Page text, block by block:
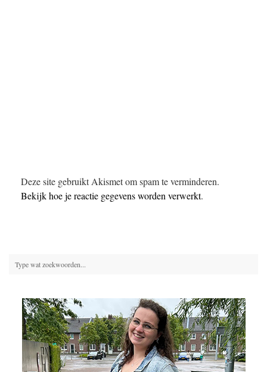
Deze site gebruikt Akismet om spam te verminderen.
Bekijk hoe je reactie gegevens worden verwerkt.